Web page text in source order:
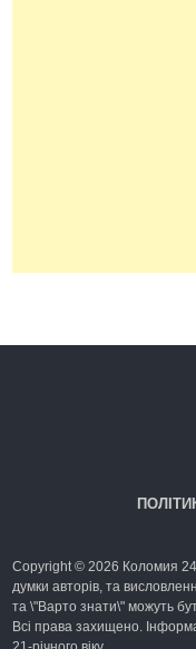
Copyright © 2026 Коломия 24.
думки авторів, та
та \"Варто знати\" можуть
Всі права захищено.